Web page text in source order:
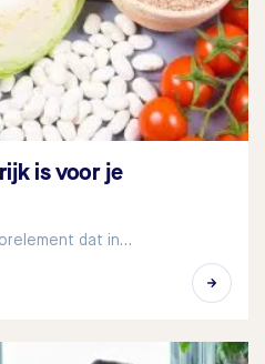
is voor je
dat in…